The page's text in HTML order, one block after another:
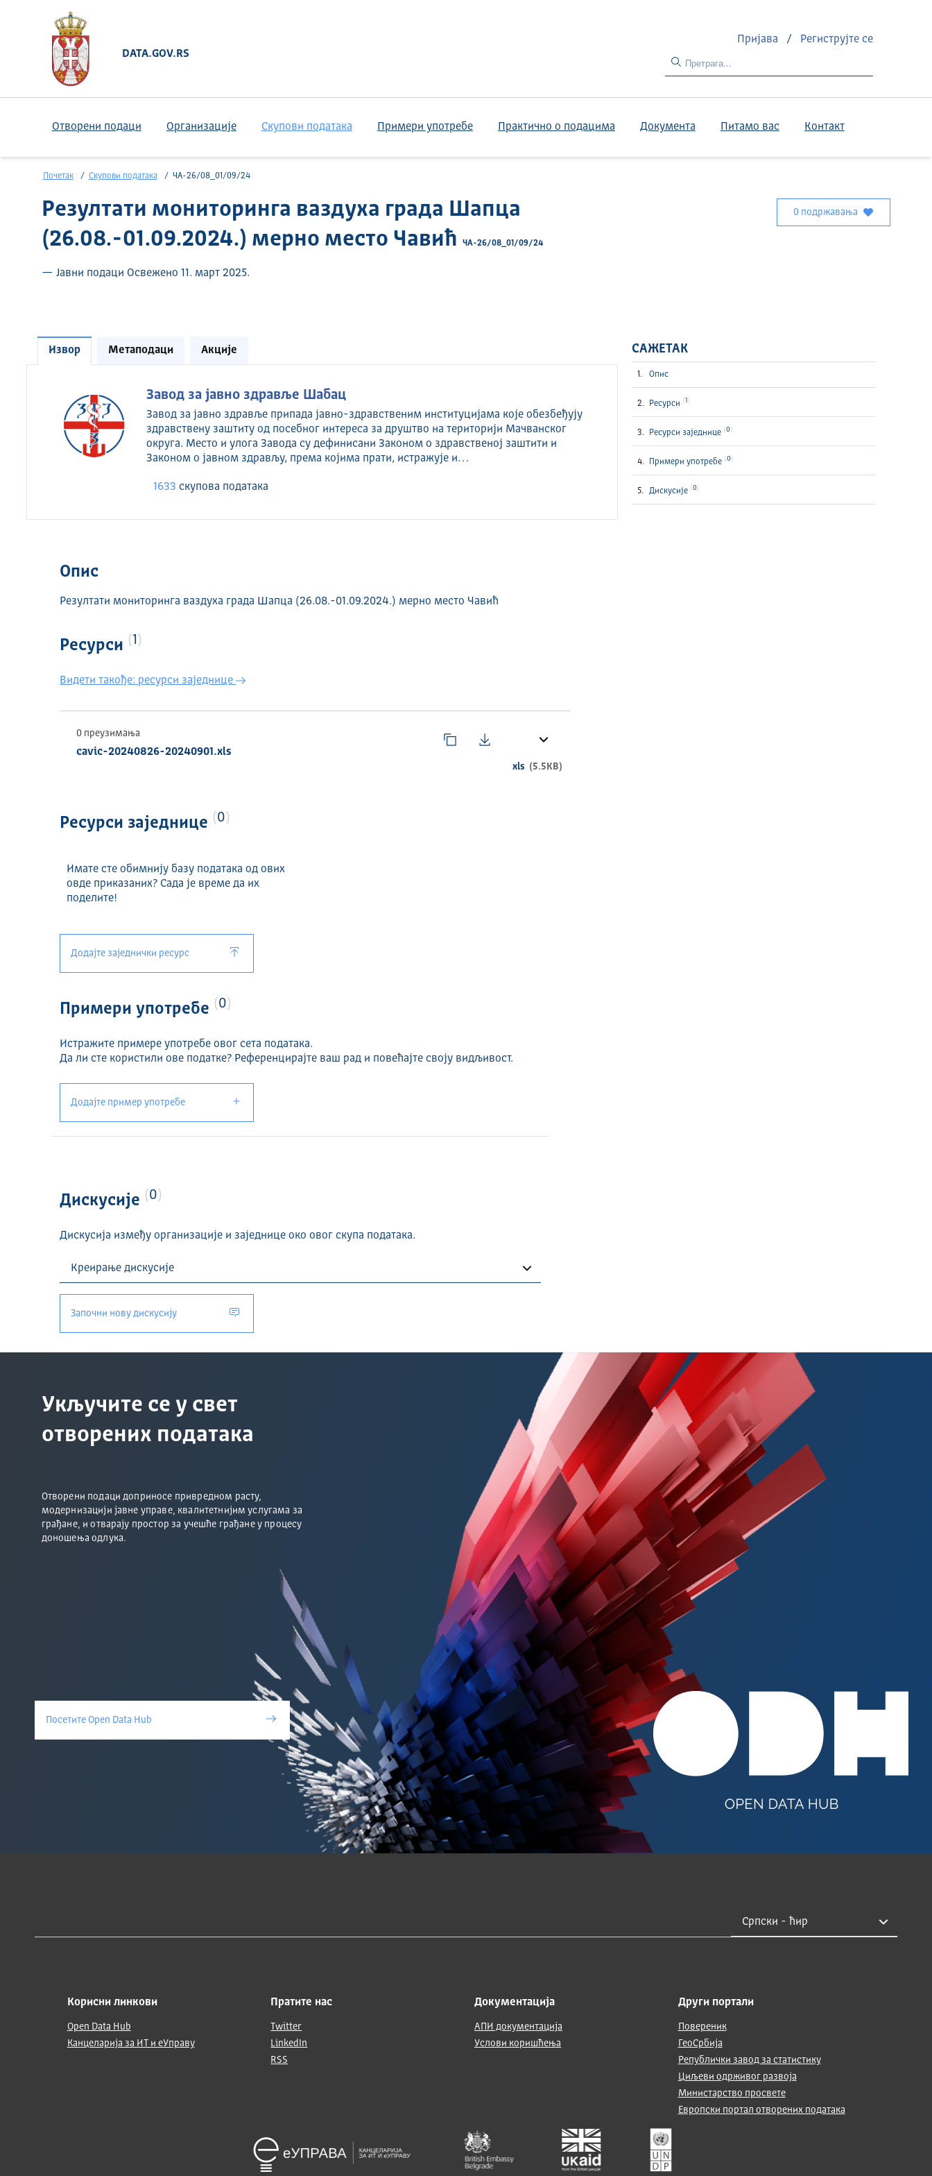
DATA.GOV.RS
Пријава / Региструјте се
Отворени подаци Организације Скупови података Примери употребе Практично о подацима Документа Питамо вас Контакт
Почетак Скупови података ЧА-26/08_01/09/24
Резултати мониторинга ваздуха града Шапца
(26.08.-01.09.2024.) мерно место Чавић
ЧА-26/08_01/09/24
— Јавни подаци Освежено 11. март 2025.
0 подржавања
Извор Метаподаци Акције
Завод за јавно здравље Шабац
Завод за јавно здравље припада јавно-здравственим институцијама које обезбеђују
здравствену заштиту од посебног интереса за друштво на територији Мачванског
округа. Место и улога Завода су дефинисани Законом о здравственој заштити и
Законом о јавном здрављу, према којима прати, истражује и…
1633 скуповa података
Опис
Резултати мониторинга ваздуха града Шапца (26.08.-01.09.2024.) мерно место Чавић
Ресурси 1
Видети такође: ресурси заједнице
0 преузимања
cavic-20240826-20240901.xls
xls (5.5KB)
Ресурси заједнице 0
Имате сте обимнију базу података од ових
овде приказаних? Сада је време да их
поделите!
Додајте заједнички ресурс
Примери употребе 0
Истражите примере употребе овог сета података.
Да ли сте користили ове податке? Референцирајте ваш рад и повећајте своју видљивост.
Додајте пример употребе
Дискусије 0
Дискусија између организације и заједнице око овог скупа података.
Започни нову дискусију
САЖЕТАК
Опис
Ресурси 1
Ресурси заједнице 0
Примери употребе 0
Дискусије 0
Укључите се у свет
отворених података
Отворени подаци доприносе привредном расту,
модернизацији јавне управе, квалитетнијим услугама за
грађане, и отварају простор за учешће грађане у процесу
доношења одлука.
Посетите Open Data Hub
Корисни линкови
Open Data Hub
Канцеларија за ИТ и еУправу
Пратите нас
Twitter
LinkedIn
RSS
Документација
АПИ документација
Услови коришћења
Други портали
Повереник
ГеоСрбија
Републички завод за статистику
Циљеви одрживог развоја
Министарство просвете
Европски портал отворених података